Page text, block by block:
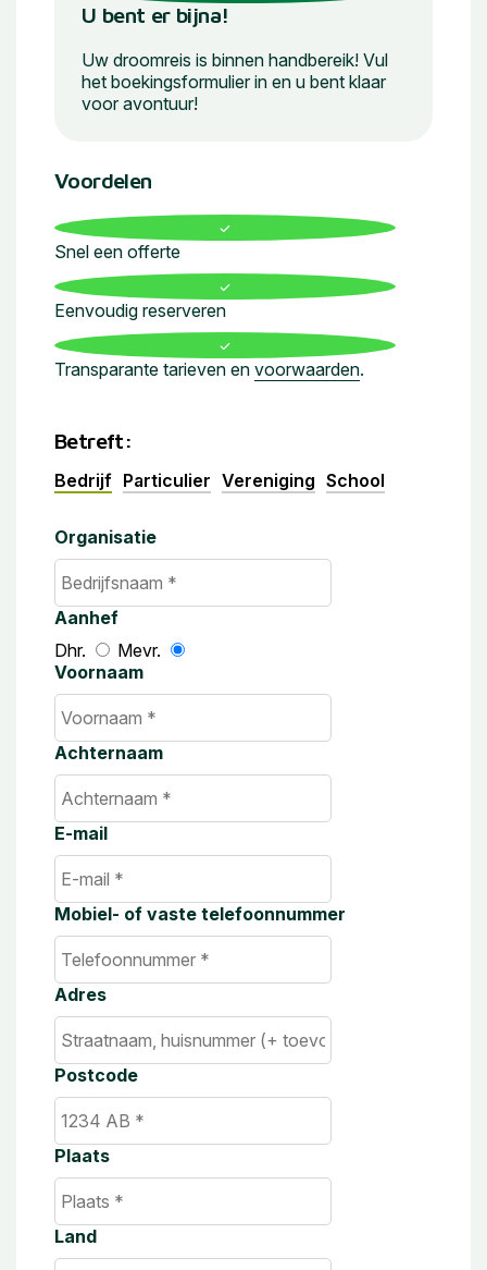
U bent er bijna!
Uw droomreis is binnen handbereik! Vul
het boekingsformulier in en u bent klaar
voor avontuur!
Voordelen
Snel een offerte
Eenvoudig reserveren
Transparante tarieven en voorwaarden.
Betreft:
Bedrijf Particulier Vereniging School
Organisatie
Aanhef
Dhr.
Mevr.
Voornaam
Achternaam
E-mail
Mobiel- of vaste telefoonnummer
Adres
Postcode
Plaats
Land